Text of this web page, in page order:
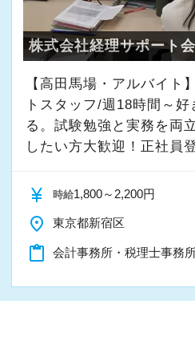
株式会社経理サポート
【高田馬場・アルバイト
トスタッフ/週18時間～
る。試験勉強と実務を両
したい方大歓迎！正社員
currency_yen 時給1,800～2,200円
place 東京都新宿区
content_paste 会計事務所・税理士事務